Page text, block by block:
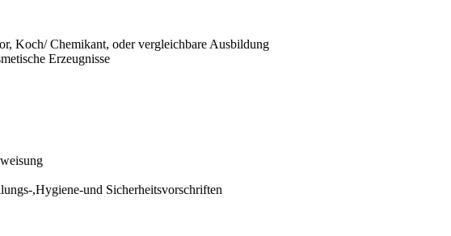
Koch/ Chemikant, oder vergleichbare Ausbildung
Erzeugnisse
,Hygiene-und Sicherheitsvorschriften